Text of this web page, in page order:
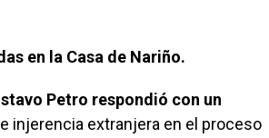
en la Casa de Nariño.
Petro respondió con un
injerencia extranjera en el proceso